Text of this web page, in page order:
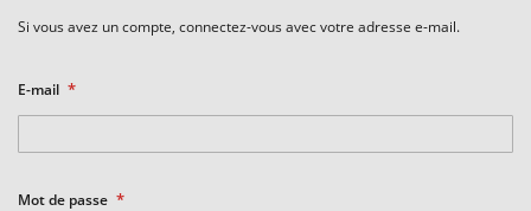
Si vous avez un compte, connectez-vous avec votre adresse e-mail.
E-mail
Mot de passe